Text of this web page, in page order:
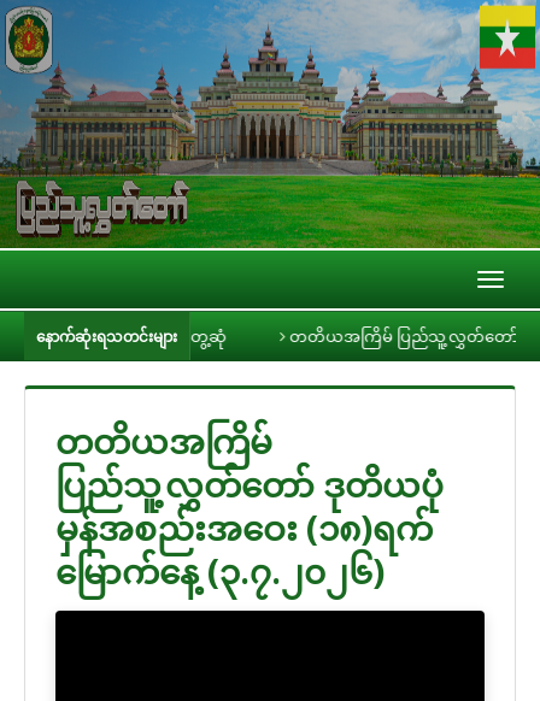
နောက်ဆုံးရသတင်းများ
ရှိပုဂ္ဂိုလ်များနှင့် တွေ့ဆုံ တတိယအကြိမ် ပြည်သူ့လွှတ်တော် ဒုတိယပုံမှန်အစ
တတိယအကြိမ်
ပြည်သူ့လွှတ်တော် ဒုတိယပုံ
မှန်အစည်းအဝေး (၁၈)ရက်
မြောက်နေ့ (၃.၇.၂၀၂၆)